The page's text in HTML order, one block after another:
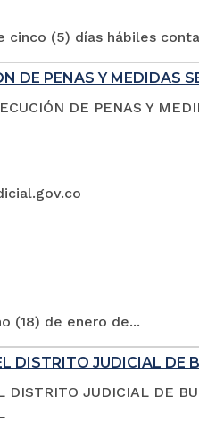
cinco (5) días hábiles
DE PENAS Y MEDIDAS
DE PENAS Y
(18) de enero de...
DISTRITO JUDICIAL DE
DISTRITO JUDICIAL DE